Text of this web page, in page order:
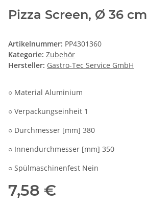
Pizza Screen, Ø 36 cm
Artikelnummer: PP4301360
Kategorie: Zubehör
Hersteller: Gastro-Tec Service GmbH
○ Material Aluminium
○ Verpackungseinheit 1
○ Durchmesser [mm] 380
○ Innendurchmesser [mm] 350
○ Spülmaschinenfest Nein
7,58 €